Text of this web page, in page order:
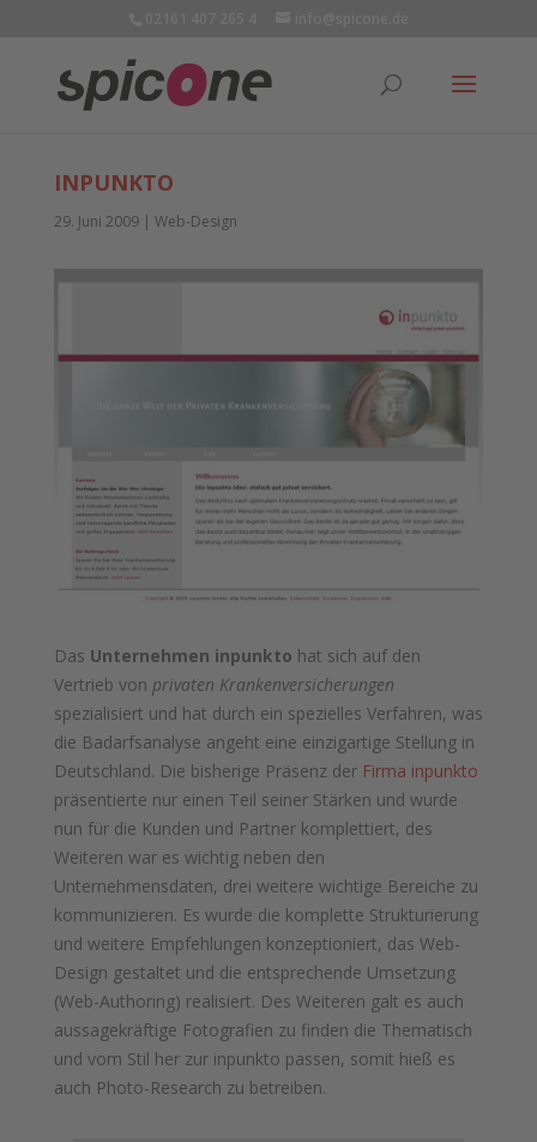
INPUNKTO
29. Juni 2009| Web-Design
Das Unternehmen inpunkto hat sich auf den
Vertrieb von privaten Krankenversicherungen
spezialisiert und hat durch ein spezielles Verfahren, was
die Badarfsanalyse angeht eine einzigartige Stellung in
Deutschland. Die bisherige Präsenz der Firma inpunkto
präsentierte nur einen Teil seiner Stärken und wurde
nun für die Kunden und Partner komplettiert, des
Weiteren war es wichtig neben den
Unternehmensdaten, drei weitere wichtige Bereiche zu
kommunizieren. Es wurde die komplette Strukturierung
und weitere Empfehlungen konzeptioniert, das Web-
Design gestaltet und die entsprechende Umsetzung
(Web-Authoring) realisiert. Des Weiteren galt es auch
aussagekräftige Fotografien zu finden die Thematisch
und vom Stil her zur inpunkto passen, somit hieß es
auch Photo-Research zu betreiben.